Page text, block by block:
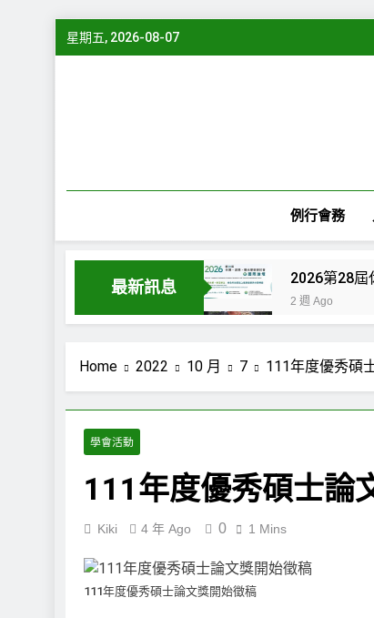
Skip
to
星期五, 2026-08-07
例行會務
最新訊息
2 週 Ago
“Serious
“Serious
115年度優
1 個月 Ago
“Serious
Home 2022 10 月 7 111年度優秀碩
學會活動
111年度優秀碩士論
Kiki 4 年 Ago 0 1 Mins
111年度優秀碩士論文獎開始徵稿